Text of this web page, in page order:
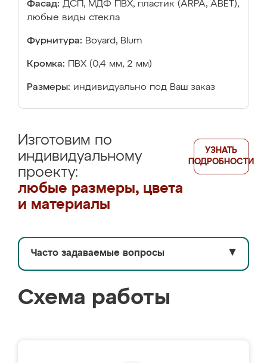
Фасад: ДСП, МДФ ПВХ, пластик (ARPA, ABET),
любые виды стекла
Фурнитура: Boyard, Blum
Кромка: ПВХ (0,4 мм, 2 мм)
Размеры: индивидуально под Ваш заказ
Изготовим по
индивидуальному
проекту:
любые размеры, цвета
и материалы
УЗНАТЬ
ПОДРОБНОСТИ
Часто задаваемые вопросы ▼
Схема работы